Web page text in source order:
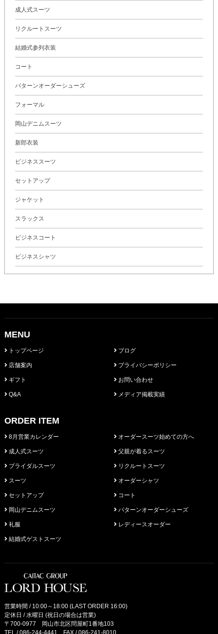
成人式スーツ
リクルートスーツ
結婚式参列衣装
コート
パターンオーダーシューズ
フォーマル
岡山デニムスーツ
新郎衣装
ビジネススーツ
セットアップ
ジャケット
スラックス
ビジネスコート
ビジネスシャツ
MENU
トップページ
店舗案内
ギフト
Q&A
ブログ
プライバシーポリシー
お問い合わせ
メディア掲載実績
ORDER ITEM
8月営業カレンダー
成人式スーツ
ブライダルスーツ
スーツ
セットアップ
岡山デニムスーツ
礼服
結婚式ゲストスーツ
オーダースーツ始めての方へ
父親が着るスーツ
リクルートスーツ
オーダーシャツ
コート
パターンオーダーシューズ
レディースオーダー
営業時間 / 10:00～18:00 (LAST ORDER 16:00)
定休日 / 水曜日 (祝日の場合は営業)
〒700-0977 岡山市北区問屋町1番地103
TEL /086-244-4441 FAX / 086-241-8010